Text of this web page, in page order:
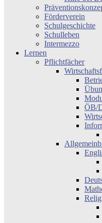
Förderverein
Schulgeschichte
Schulleben
Intermezzo
Lernen
Pflichtfächer
ÖB/